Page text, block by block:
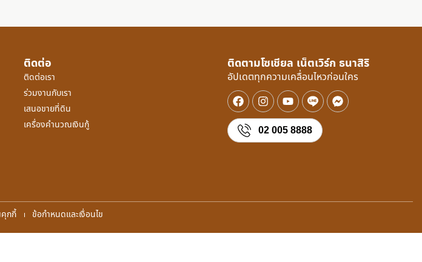
ติดต่อ
ติดต่อเรา
ร่วมงานกับเรา
เสนอขายที่ดิน
เครื่องคำนวณเงินกู้
ติดตามโซเชียล เน็ตเวิร์ก ธนาสิริ
อัปเดตทุกความเคลื่อนไหวก่อนใคร
02 005 8888
คุกกี้ ข้อกำหนดและเงื่อนไข